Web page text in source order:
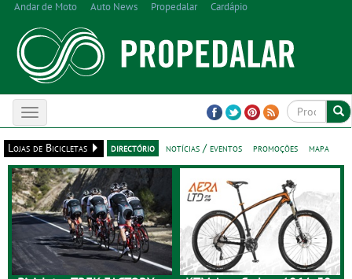
Andar de Moto Auto News Propedalar Cardápio
Toggle
navigation
Lojas de Bicicletas
directório notícias / eventos promoções mapa